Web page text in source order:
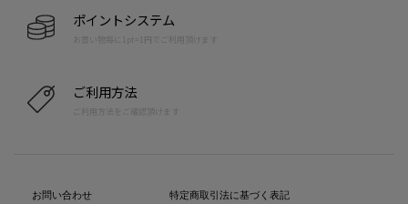
ポイントシステム
お買い物毎に1pt=1円でご利用頂けます
ご利用方法
ご利用方法をご確認頂けます
お問い合わせ
特定商取引法に基づく表記